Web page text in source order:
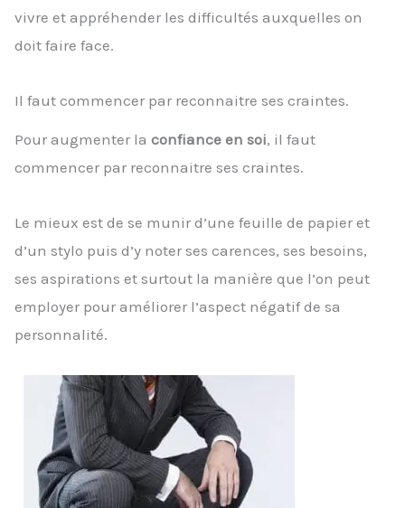
vivre et appréhender les difficultés auxquelles on
doit faire face.
Il faut commencer par reconnaitre ses craintes.
Pour augmenter la confiance en soi, il faut
commencer par reconnaitre ses craintes.
Le mieux est de se munir d’une feuille de papier et
d’un stylo puis d’y noter ses carences, ses besoins,
ses aspirations et surtout la manière que l’on peut
employer pour améliorer l’aspect négatif de sa
personnalité.